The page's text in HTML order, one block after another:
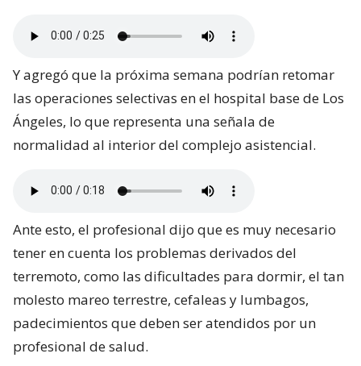
Y agregó que la próxima semana podrían retomar
las operaciones selectivas en el hospital base de Los
Ángeles, lo que representa una señala de
normalidad al interior del complejo asistencial.
Ante esto, el profesional dijo que es muy necesario
tener en cuenta los problemas derivados del
terremoto, como las dificultades para dormir, el tan
molesto mareo terrestre, cefaleas y lumbagos,
padecimientos que deben ser atendidos por un
profesional de salud.